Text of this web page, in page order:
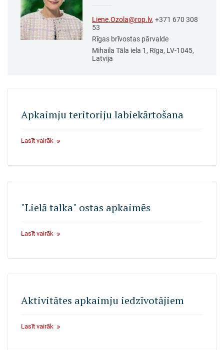
Liene.Ozola@rop.lv, +371 670 308
53
Rīgas brīvostas pārvalde
Mihaila Tāla iela 1, Rīga, LV-1045,
Latvija
Apkaimju teritoriju labiekārtošana
Lasīt vairāk
"Lielā talka" ostas apkaimēs
Lasīt vairāk
Aktivitātes apkaimju iedzīvotājiem
Lasīt vairāk